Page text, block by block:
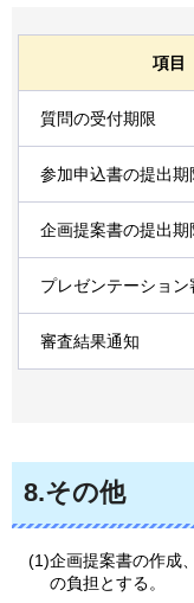
項目
質問の受付期限
参加申込書の提出期
企画提案書の提出期
プレゼンテーション
審査結果通知
8.その他
(1)企画提案書の作成
の負担とする。